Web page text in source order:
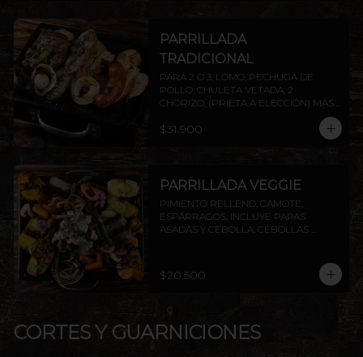
PARRILLADA
TRADICIONAL
PARA 2 O 3, LOMO, PECHUGA DE
POLLO, CHULETA VETADA, 2
CHORIZO, (PRIETA A ELECCIÓN) MÁS
(PAPAS FRITAS, PAPAS DORADAS,
$31.900
PARRILLADA VEGGIE
PIMIENTO RELLENO, CAMOTE,
ESPÁRRAGOS, INCLUYE PAPAS
ASADAS Y CEBOLLA. CEBOLLAS
PESTO. INCLUYE PAPAS ASADAS Y
CEBOLLA.
$20.500
CORTES Y GUARNICIONES